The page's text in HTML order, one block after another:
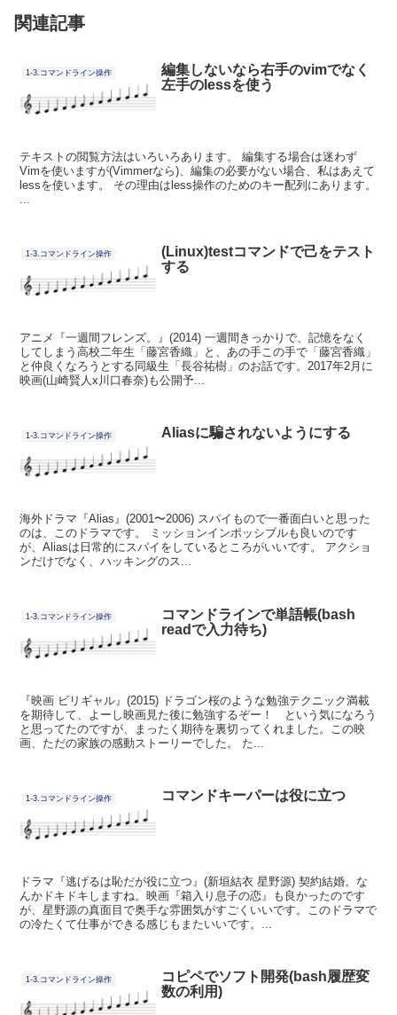
関連記事
1-3.コマンドライン操作
編集しないなら右手のvimでなく
左手のlessを使う
テキストの閲覧方法はいろいろあります。 編集する場合は迷わず
Vimを使いますが(Vimmerなら)、編集の必要がない場合、私はあえて
lessを使います。 その理由はless操作のためのキー配列にあります。
1-3.コマンドライン操作
(Linux)testコマンドで己をテスト
する
アニメ『一週間フレンズ。』(2014) 一週間きっかりで、記憶をなく
してしまう高校二年生「藤宮香織」と、あの手この手で「藤宮香織」
と仲良くなろうとする同級生「長谷祐樹」のお話です。2017年2月に
映画(山崎賢人x川口春奈)も公開予...
1-3.コマンドライン操作 Aliasに騙されないようにする
海外ドラマ『Alias』(2001〜2006) スパイもので一番面白いと思った
のは、このドラマです。 ミッションインポッシブルも良いのです
が、Aliasは日常的にスパイをしているところがいいです。 アクショ
ンだけでなく、ハッキングのス...
1-3.コマンドライン操作
コマンドラインで単語帳(bash
readで入力待ち)
『映画 ビリギャル』(2015) ドラゴン桜のような勉強テクニック満載
を期待して、よーし映画見た後に勉強するぞー！ という気になろう
と思ってたのですが、まったく期待を裏切ってくれました。この映
画、ただの家族の感動ストーリーでした。 た...
1-3.コマンドライン操作 コマンドキーパーは役に立つ
ドラマ『逃げるは恥だが役に立つ』(新垣結衣 星野源) 契約結婚。な
んかドキドキしますね。映画『箱入り息子の恋』も良かったのです
が、星野源の真面目で奥手な雰囲気がすごくいいです。このドラマで
の冷たくて仕事ができる感じもまたいいです。...
1-3.コマンドライン操作
コピペでソフト開発(bash履歴変
数の利用)